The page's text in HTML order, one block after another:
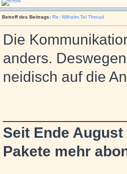
Betreff des Beitrags: Re: Wilhelm.Tel Thread
Die
anders.
neidisch auf die
Seit Ende
Pakete mehr